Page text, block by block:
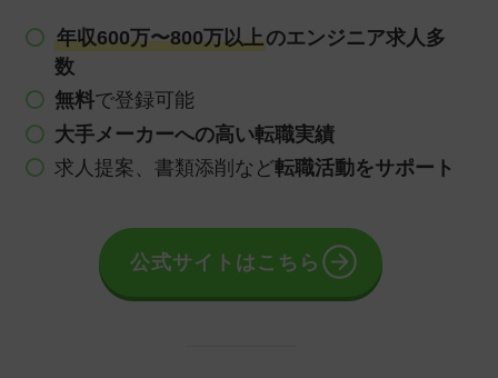
年収600万〜800万以上のエンジニア求人多
数
無料で登録可能
大手メーカーへの高い転職実績
求人提案、書類添削など転職活動をサポート
公式サイトはこちら